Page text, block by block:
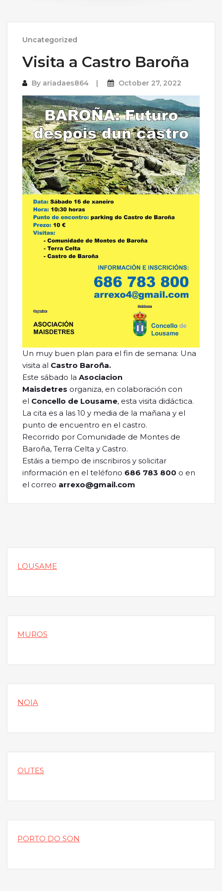
Uncategorized
Visita a Castro Baroña
By ariadaes864 October 27, 2022
Un muy buen plan para el fin de semana: Una
visita al Castro Baroña.
Este sábado la Asociacion
Maisdetres organiza, en colaboración con
el Concello de Lousame, esta visita didáctica.
La cita es a las 10 y media de la mañana y el
punto de encuentro en el castro.
Recorrido por Comunidade de Montes de
Baroña, Terra Celta y Castro.
Estáis a tiempo de inscribiros y solicitar
información en el teléfono 686 783 800 o en
el correo arrexo@gmail.com
LOUSAME
MUROS
NOIA
OUTES
PORTO DO SON